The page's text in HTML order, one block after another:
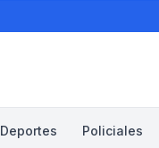
Deportes Policiales